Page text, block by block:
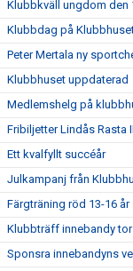
Klubbkväll ungdom den
Klubbdag på
Peter Mertala ny
Klubbhuset uppdaterad
Medlemshelg på
Fribiljetter Lindås Rasta
Ett kvalfyllt succéår
Julkampanj från
Färgträning röd 13-16 år
Klubbträff innebandy
Sponsra innebandyns